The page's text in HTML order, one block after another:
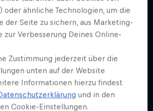
ähnliche Technologien, um die
der Seite zu sichern, aus Marketing-
zur Verbesserung Deines Online-
Zustimmung jederzeit über die
unten auf der Website
Informationen hierzu findest
und in den
Cookie-Einstellungen.